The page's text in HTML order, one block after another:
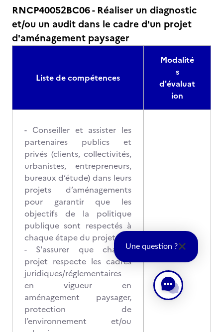
RNCP40052BC06 - Réaliser un diagnostic
et/ou un audit dans le cadre d'un projet
d'aménagement paysager
Liste de compétences
Modalité
s
d'évaluat
ion
- Conseiller et assister les
partenaires publics et
privés (clients, collectivités,
urbanistes, entrepreneurs,
bureaux d’étude) dans leurs
projets d’aménagements
pour garantir que les
objectifs de la politique
publique sont respectés à
chaque étape du projet
- S'assurer que chaque
projet respecte les cadres
juridiques/réglementaires
en vigueur en
aménagement paysager,
protection de
l’environnement et/ou
Une question ?